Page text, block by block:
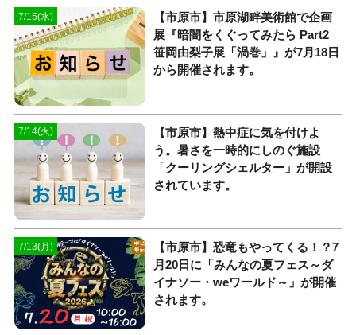
7/15(水)
【市原市】市原湖畔美術館で企画
展『暗闇をくぐってみたら Part2
笹岡由梨子展「渦巻」』が7月18日
から開催されます。
7/14(火)
【市原市】熱中症に気を付けよ
う。暑さを一時的にしのぐ施設
「クーリングシェルター」が開設
されています。
7/13(月)
【市原市】恐竜もやってくる！？7
月20日に「みんなの夏フェス～ダ
イナソー・weワールド～」が開催
されます。